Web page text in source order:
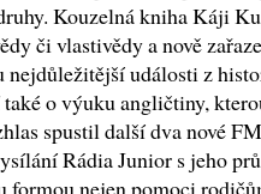
Kouzelná kniha Káji
či vlastivědy a nově
nejdůležitější události z
o výuku angličtiny,
spustil další dva nové
Rádia Junior s jeho
formou nejen pomoci